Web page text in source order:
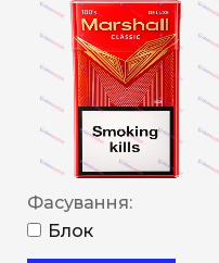
Фасування:
Блок